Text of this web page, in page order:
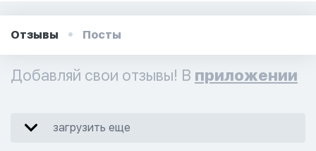
Отзывы Посты
Добавляй свои отзывы! В приложении
загрузить еще